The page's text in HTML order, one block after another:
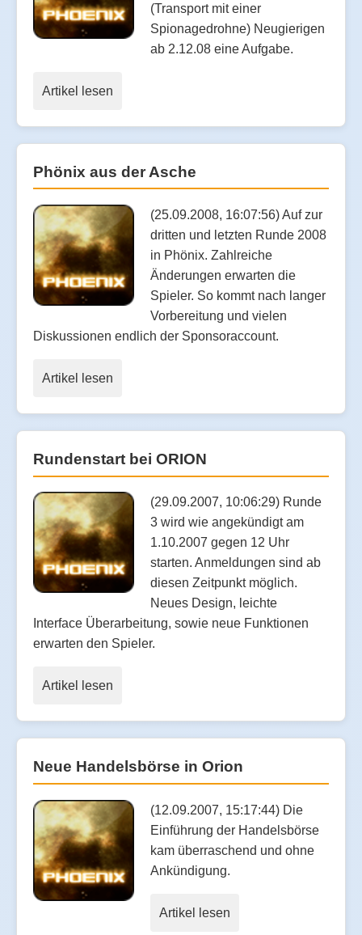
(Transport mit einer
Spionagedrohne) Neugierigen
ab 2.12.08 eine Aufgabe.
Artikel lesen
Phönix aus der Asche
(25.09.2008, 16:07:56) Auf zur
dritten und letzten Runde 2008
in Phönix. Zahlreiche
Änderungen erwarten die
Spieler. So kommt nach langer
Vorbereitung und vielen
Diskussionen endlich der Sponsoraccount.
Artikel lesen
Rundenstart bei ORION
(29.09.2007, 10:06:29) Runde
3 wird wie angekündigt am
1.10.2007 gegen 12 Uhr
starten. Anmeldungen sind ab
diesen Zeitpunkt möglich.
Neues Design, leichte
Interface Überarbeitung, sowie neue Funktionen
erwarten den Spieler.
Artikel lesen
Neue Handelsbörse in Orion
(12.09.2007, 15:17:44) Die
Einführung der Handelsbörse
kam überraschend und ohne
Ankündigung.
Artikel lesen